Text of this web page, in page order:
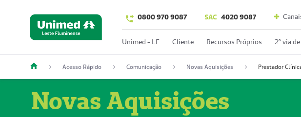
0800 970 9087 SAC 4020 9087
Unimed - LF Cliente Recursos Próprios 2º via
Acesso Rápido Comunicação Novas Aquisições Prestador
Novas Aquisições